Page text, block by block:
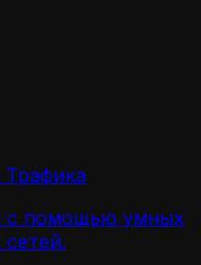
с помощью умных